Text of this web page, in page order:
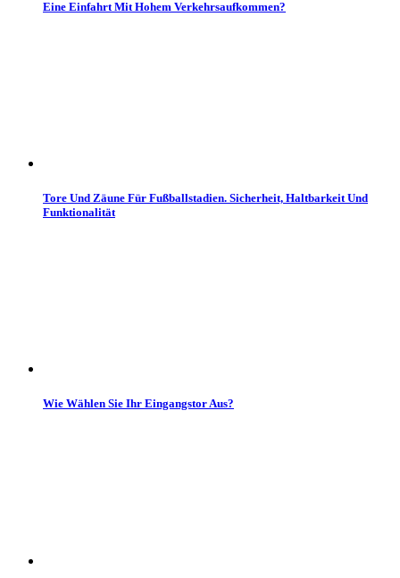
Eine Einfahrt Mit Hohem Verkehrsaufkommen?
Tore Und Zäune Für Fußballstadien. Sicherheit, Haltbarkeit Und
Funktionalität
Wie Wählen Sie Ihr Eingangstor Aus?